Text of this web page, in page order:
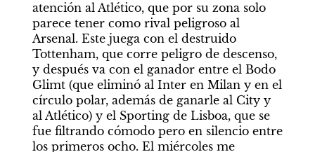
atención al Atlético, que por su zona solo
parece tener como rival peligroso al
Arsenal. Este juega con el destruido
Tottenham, que corre peligro de descenso,
y después va con el ganador entre el Bodo
Glimt (que eliminó al Inter en Milan y en el
círculo polar, además de ganarle al City y
al Atlético) y el Sporting de Lisboa, que se
fue filtrando cómodo pero en silencio entre
los primeros ocho. El miércoles me